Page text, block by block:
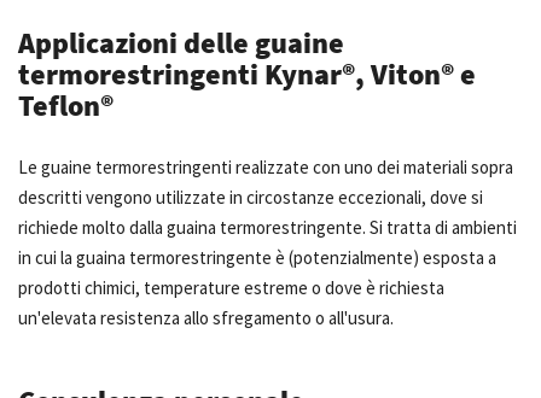
Applicazioni delle guaine
termorestringenti Kynar®, Viton® e
Teflon®
Le guaine termorestringenti realizzate con uno dei materiali sopra
descritti vengono utilizzate in circostanze eccezionali, dove si
richiede molto dalla guaina termorestringente. Si tratta di ambienti
in cui la guaina termorestringente è (potenzialmente) esposta a
prodotti chimici, temperature estreme o dove è richiesta
un'elevata resistenza allo sfregamento o all'usura.